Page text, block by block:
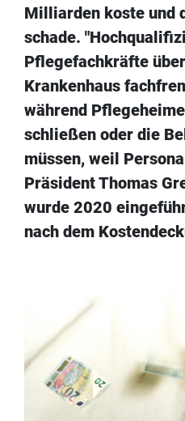
Milliarden koste und
schade.
Pflegefachkräfte
Krankenhaus
während
schließen oder die
müssen, weil
Präsident Thomas
wurde 2020
nach dem